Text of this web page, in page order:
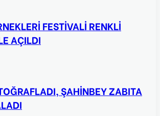
FESTİVALİ RENKLİ
AÇILDI
ŞAHİNBEY ZABITA